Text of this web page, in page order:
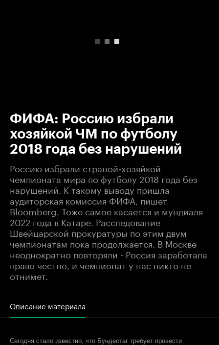
ФИФА: Россию избрали
хозяйкой ЧМ по футболу
2018 года без нарушений
Россию избрали страной-хозяйкой
чемпионата мира по футболу 2018 года без
нарушений. К такому выводу пришла
аудиторская комиссия ФИФА, пишет
Bloomberg. Тоже самое касается и мундиаля
2022 года в Катаре. Расследование
Швейцарской прокуратуры по этим двум
чемпионатам пока продолжается. В Москве
неоднократно повторяли - Россия заработала
право честно, и чемпионат у нас никто не
отнимет.
Описание материала
Сегодня стало известно, что Бундестаг требует провести